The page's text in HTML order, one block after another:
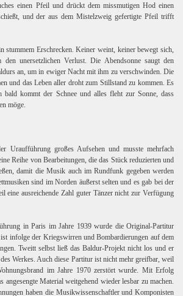
einen Pfeil und drückt dem missmutigen Hod einen
und der aus dem Mistelzweig gefertigte Pfeil trifft
stummem Erschrecken. Keiner weint, keiner bewegt sich,
unersetzlichen Verlust. Die Abendsonne saugt den
an, um in ewiger Nacht mit ihm zu verschwinden. Die
und das Leben aller droht zum Stillstand zu kommen. Es
bald kommt der Schnee und alles fleht zur Sonne, dass
möge.
Uraufführung großes Aufsehen und musste mehrfach
Reihe von Bearbeitungen, die das Stück reduzierten und
damit die Musik auch im Rundfunk gegeben werden
sind im Norden äußerst selten und es gab bei der
eine ausreichende Zahl guter Tänzer nicht zur Verfügung
in Paris im Jahre 1939 wurde die Original-Partitur
infolge der Kriegswirren und Bombardierungen auf dem
Tweitt selbst ließ das Baldur-Projekt nicht los und er
Werkes. Auch diese Partitur ist nicht mehr greifbar, weil
im Jahre 1970 zerstört wurde. Mit Erfolg
angesengte Material weitgehend wieder lesbar zu machen.
haben die Musikwissenschaftler und Komponisten